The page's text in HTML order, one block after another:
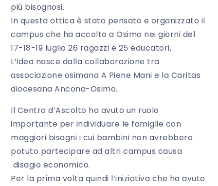
più bisognosi.
In questa ottica è stato pensato e organizzato il
campus che ha accolto a Osimo nei giorni del
17-18-19 luglio 26 ragazzi e 25 educatori,
L’idea nasce dalla collaborazione tra
associazione osimana A Piene Mani e la Caritas
diocesana Ancona-Osimo.
Il Centro d’Ascolto ha avuto un ruolo
importante per individuare le famiglie con
maggiori bisogni i cui bambini non avrebbero
potuto partecipare ad altri campus causa
disagio economico.
Per la prima volta quindi l’iniziativa che ha avuto